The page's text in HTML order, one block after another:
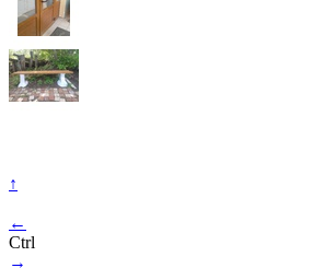
↑
←
Ctrl
→